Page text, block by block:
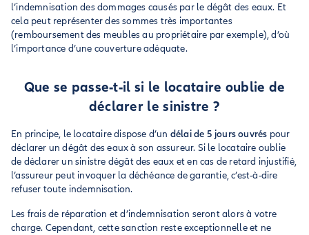
l’indemnisation des dommages causés par le dégât des eaux. Et
cela peut représenter des sommes très importantes
(remboursement des meubles au propriétaire par exemple), d’où
l’importance d’une couverture adéquate.
Que se passe-t-il si le locataire oublie de
déclarer le sinistre ?
En principe, le locataire dispose d’un délai de 5 jours ouvrés pour
déclarer un dégât des eaux à son assureur. Si le locataire oublie
de déclarer un sinistre dégât des eaux et en cas de retard injustifié,
l’assureur peut invoquer la déchéance de garantie, c’est-à-dire
refuser toute indemnisation.
Les frais de réparation et d’indemnisation seront alors à votre
charge. Cependant, cette sanction reste exceptionnelle et ne